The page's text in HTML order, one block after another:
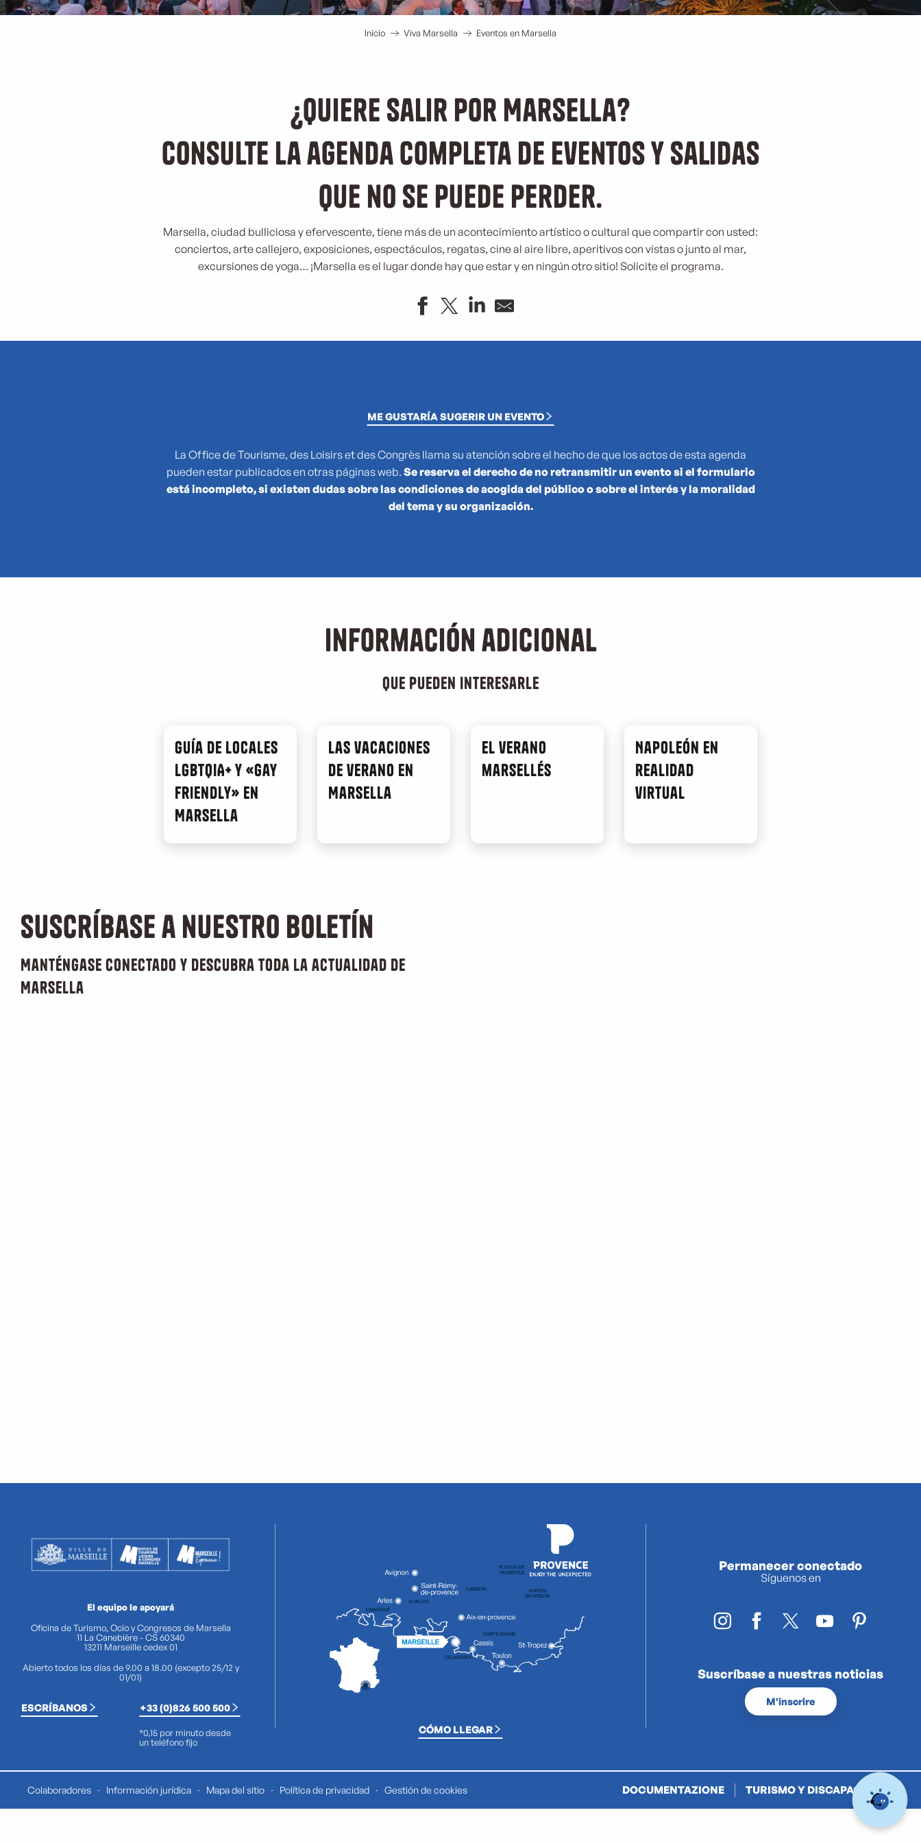
Inicio Viva Marsella Eventos en Marsella
¿Quiere salir por Marsella?
Consulte la agenda completa de eventos y salidas
que no se puede perder.
Marsella, ciudad bulliciosa y efervescente, tiene más de un acontecimiento artístico o cultural que compartir con usted:
conciertos, arte callejero, exposiciones, espectáculos, regatas, cine al aire libre, aperitivos con vistas o junto al mar,
excursiones de yoga… ¡Marsella es el lugar donde hay que estar y en ningún otro sitio! Solicite el programa.
ME GUSTARÍA SUGERIR UN EVENTO
La Office de Tourisme, des Loisirs et des Congrès llama su atención sobre el hecho de que los actos de esta agenda
pueden estar publicados en otras páginas web. Se reserva el derecho de no retransmitir un evento si el formulario
está incompleto, si existen dudas sobre las condiciones de acogida del público o sobre el interés y la moralidad
del tema y su organización.
Información adicional
que pueden interesarle
Guía de locales
LGBTQIA+ y «gay
friendly» en
Marsella
Las vacaciones
de verano en
Marsella
El verano
marsellés
Napoleón en
realidad
virtual
Suscríbase a nuestro boletín
Manténgase conectado y descubra toda la actualidad de
Marsella
El equipo le apoyará
Oficina de Turismo, Ocio y Congresos de Marsella
11 La Canebière - CS 60340
13211 Marseille cedex 01
Abierto todos los días de 9.00 a 18.00 (excepto 25/12 y
01/01)
ESCRÍBANOS +33 (0)826 500 500
*0,15 por minuto desde
un teléfono fijo
CÓMO LLEGAR
Permanecer conectado
Síguenos en
Suscríbase a nuestras noticias
M'inscrire
DOCUMENTAZIONE TURISMO Y DISCAPACIDAD
Colaboradores Información jurídica Mapa del sitio Política de privacidad Gestión de cookies